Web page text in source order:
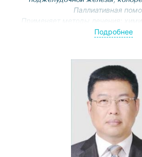
Паллиативная
Применяет методы лечения:
терапия, иммунотерапия,
Европейского общества
Международной ассоциации по
Подробнее